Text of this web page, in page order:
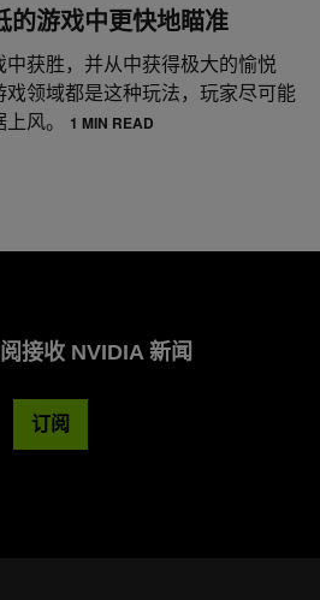
的游戏中更快地瞄准
获胜，并从中获得极大的愉悦
领域都是这种玩法，玩家尽可能
风。
1 MIN READ
接收 NVIDIA 新闻
订阅